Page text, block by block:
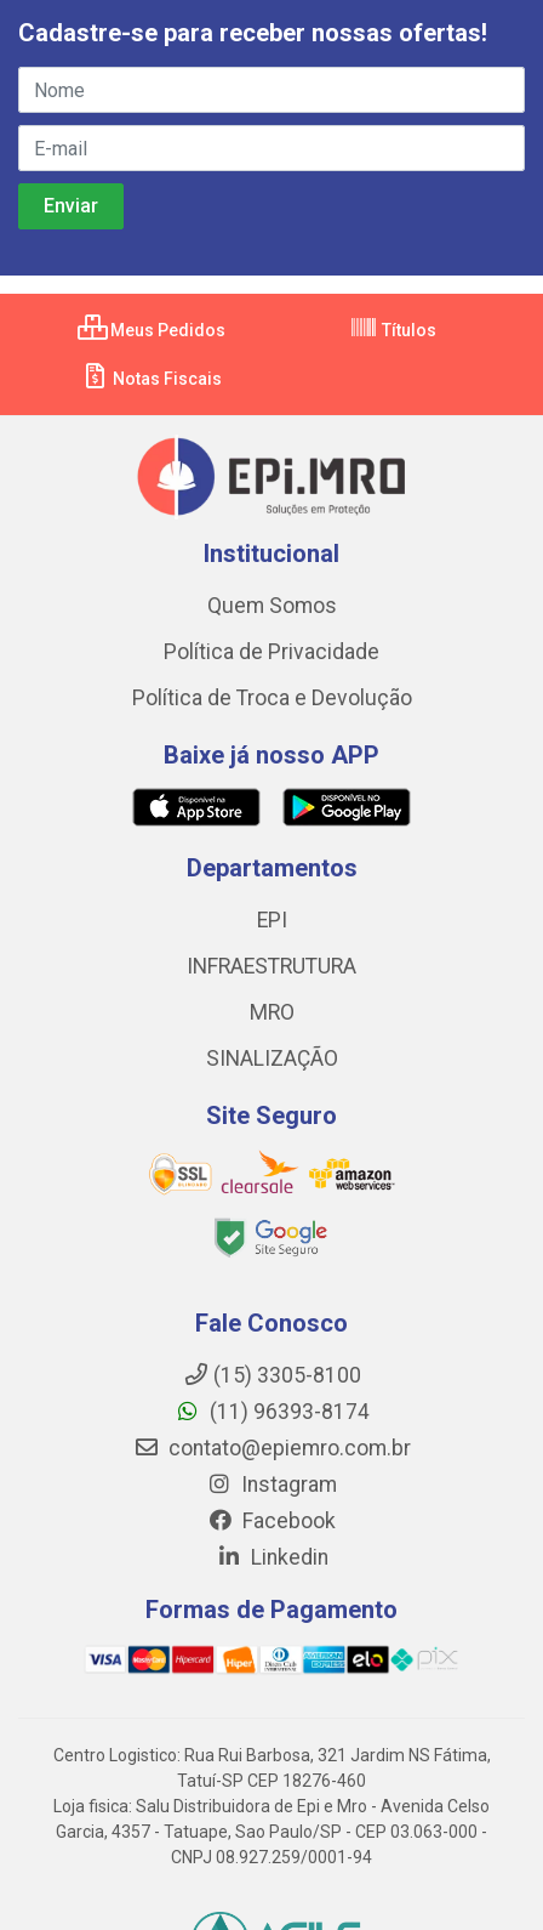
Cadastre-se para receber nossas ofertas!
Meus Pedidos Títulos
Notas Fiscais
Institucional
Quem Somos
Política de Privacidade
Política de Troca e Devolução
Baixe já nosso APP
Departamentos
EPI
INFRAESTRUTURA
MRO
SINALIZAÇÃO
Site Seguro
Fale Conosco
(15) 3305-8100
(11) 96393-8174
contato@epiemro.com.br
Instagram
Facebook
Linkedin
Formas de Pagamento
Centro Logistico: Rua Rui Barbosa, 321 Jardim NS Fátima,
Tatuí-SP CEP 18276-460
Loja fisica: Salu Distribuidora de Epi e Mro - Avenida Celso
Garcia, 4357 - Tatuape, Sao Paulo/SP - CEP 03.063-000 -
CNPJ 08.927.259/0001-94